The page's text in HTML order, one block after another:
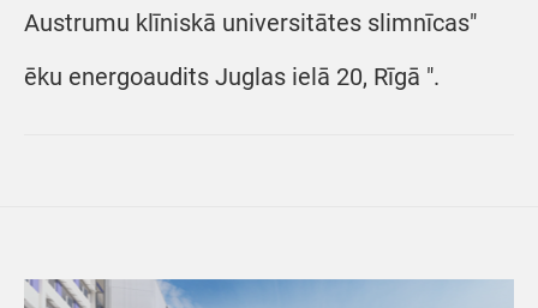
Austrumu klīniskā universitātes slimnīcas"
ēku energoaudits Juglas ielā 20, Rīgā ".